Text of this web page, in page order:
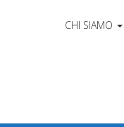
CHI SIAMO